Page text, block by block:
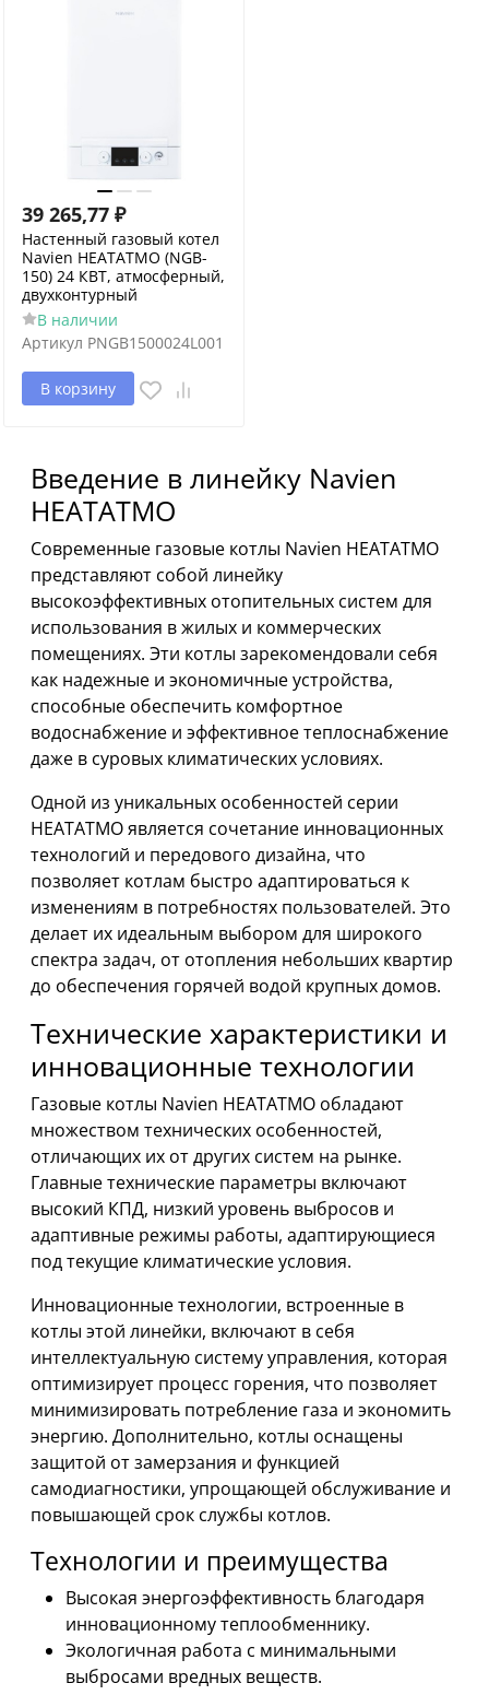
39 265,77 ₽
Настенный газовый котел
Navien HEATATMO (NGB-
150) 24 КВТ, атмосферный,
двухконтурный
В наличии
Артикул PNGB1500024L001
В корзину
Введение в линейку Navien
HEATATMO
Современные газовые котлы Navien HEATATMO
представляют собой линейку
высокоэффективных отопительных систем для
использования в жилых и коммерческих
помещениях. Эти котлы зарекомендовали себя
как надежные и экономичные устройства,
способные обеспечить комфортное
водоснабжение и эффективное теплоснабжение
даже в суровых климатических условиях.
Одной из уникальных особенностей серии
HEATATMO является сочетание инновационных
технологий и передового дизайна, что
позволяет котлам быстро адаптироваться к
изменениям в потребностях пользователей. Это
делает их идеальным выбором для широкого
спектра задач, от отопления небольших квартир
до обеспечения горячей водой крупных домов.
Технические характеристики и
инновационные технологии
Газовые котлы Navien HEATATMO обладают
множеством технических особенностей,
отличающих их от других систем на рынке.
Главные технические параметры включают
высокий КПД, низкий уровень выбросов и
адаптивные режимы работы, адаптирующиеся
под текущие климатические условия.
Инновационные технологии, встроенные в
котлы этой линейки, включают в себя
интеллектуальную систему управления, которая
оптимизирует процесс горения, что позволяет
минимизировать потребление газа и экономить
энергию. Дополнительно, котлы оснащены
защитой от замерзания и функцией
самодиагностики, упрощающей обслуживание и
повышающей срок службы котлов.
Технологии и преимущества
Высокая энергоэффективность благодаря
инновационному теплообменнику.
Экологичная работа с минимальными
выбросами вредных веществ.